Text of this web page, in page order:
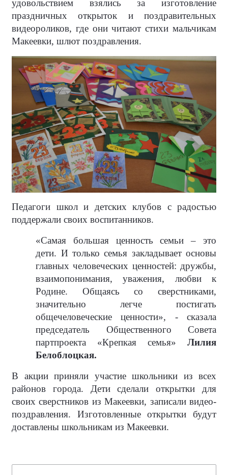
удовольствием взялись за изготовление
праздничных открыток и поздравительных
видеороликов, где они читают стихи мальчикам
Макеевки, шлют поздравления.
Педагоги школ и детских клубов с радостью
поддержали своих воспитанников.
«Самая большая ценность семьи – это
дети. И только семья закладывает основы
главных человеческих ценностей: дружбы,
взаимопонимания, уважения, любви к
Родине. Общаясь со сверстниками,
значительно легче постигать
общечеловеческие ценности», - сказала
председатель Общественного Совета
партпроекта «Крепкая семья» Лилия
Белоблоцкая.
В акции приняли участие школьники из всех
районов города. Дети сделали открытки для
своих сверстников из Макеевки, записали видео-
поздравления. Изготовленные открытки будут
доставлены школьникам из Макеевки.